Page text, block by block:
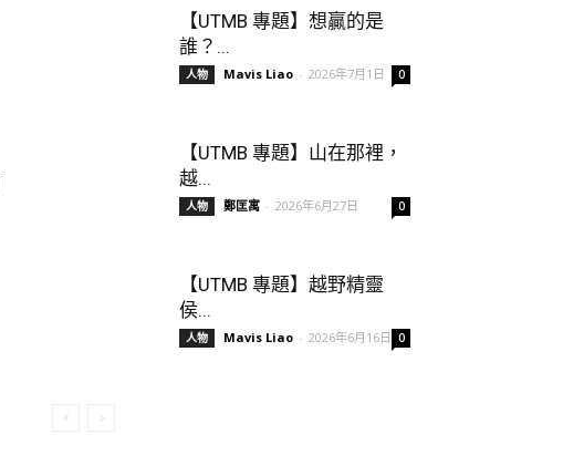
【UTMB 專題】想贏的是
誰？...
人物 Mavis Liao - 2026年7月1日 0
【UTMB 專題】山在那裡，
越...
人物 鄭匡寓 - 2026年6月27日 0
【UTMB 專題】越野精靈
侯...
人物 Mavis Liao - 2026年6月16日 0